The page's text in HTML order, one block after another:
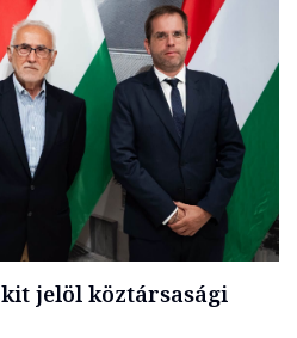
jelöl köztársasági